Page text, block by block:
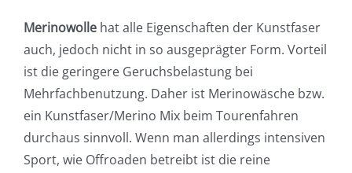
Merinowolle hat alle Eigenschaften der Kunstfaser
auch, jedoch nicht in so ausgeprägter Form. Vorteil
ist die geringere Geruchsbelastung bei
Mehrfachbenutzung. Daher ist Merinowäsche bzw.
ein Kunstfaser/Merino Mix beim Tourenfahren
durchaus sinnvoll. Wenn man allerdings intensiven
Sport, wie Offroaden betreibt ist die reine